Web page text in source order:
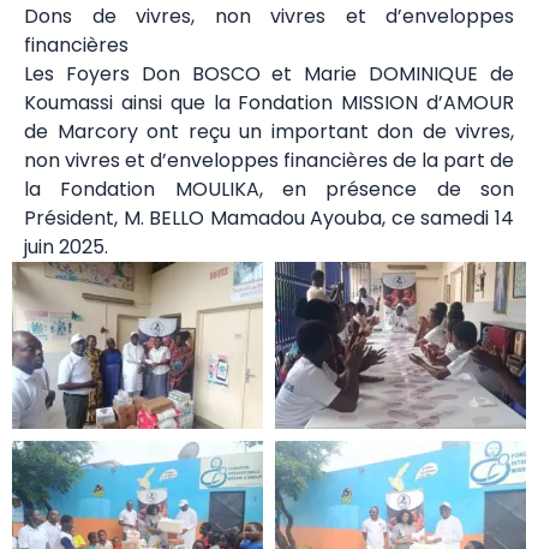
Dons de vivres, non vivres et d’enveloppes
financières
Les Foyers Don BOSCO et Marie DOMINIQUE de
Koumassi ainsi que la Fondation MISSION d’AMOUR
de Marcory ont reçu un important don de vivres,
non vivres et d’enveloppes financières de la part de
la Fondation MOULIKA, en présence de son
Président, M. BELLO Mamadou Ayouba, ce samedi 14
juin 2025.